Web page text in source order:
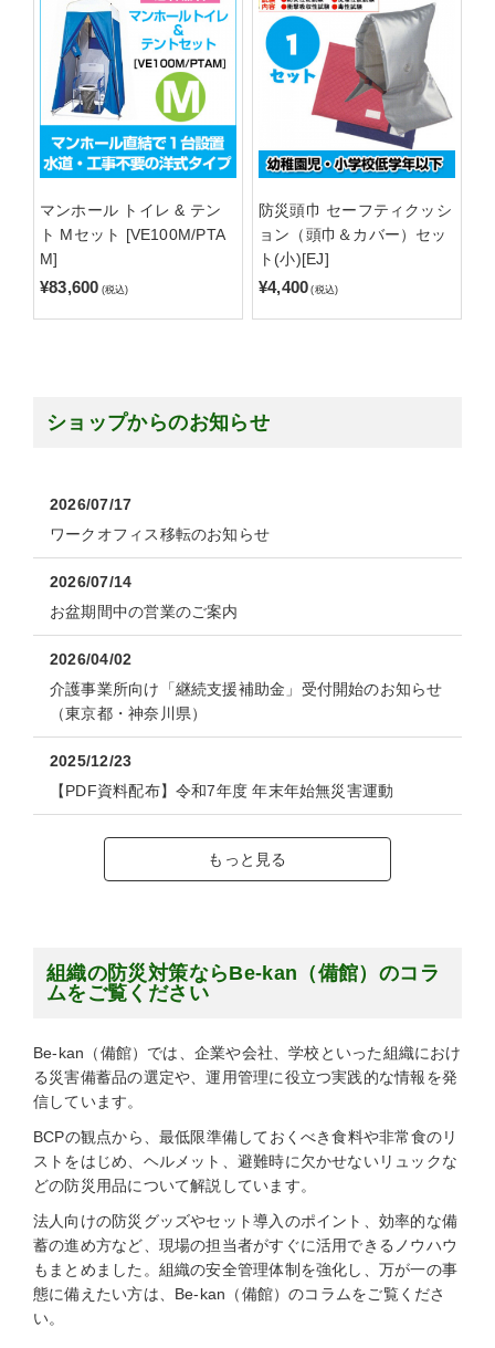
マンホール トイレ & テン
ト Mセット [VE100M/PTA
M]
¥83,600 (税込)
防災頭巾 セーフティクッシ
ョン（頭巾＆カバー）セッ
ト(小)[EJ]
¥4,400 (税込)
ショップからのお知らせ
2026/07/17
ワークオフィス移転のお知らせ
2026/07/14
お盆期間中の営業のご案内
2026/04/02
介護事業所向け「継続支援補助金」受付開始のお知らせ
（東京都・神奈川県）
2025/12/23
【PDF資料配布】令和7年度 年末年始無災害運動
もっと見る
組織の防災対策ならBe-kan（備館）のコラ
ムをご覧ください
Be-kan（備館）では、企業や会社、学校といった組織におけ
る災害備蓄品の選定や、運用管理に役立つ実践的な情報を発
信しています。
BCPの観点から、最低限準備しておくべき食料や非常食のリ
ストをはじめ、ヘルメット、避難時に欠かせないリュックな
どの防災用品について解説しています。
法人向けの防災グッズやセット導入のポイント、効率的な備
蓄の進め方など、現場の担当者がすぐに活用できるノウハウ
もまとめました。組織の安全管理体制を強化し、万が一の事
態に備えたい方は、Be-kan（備館）のコラムをご覧くださ
い。